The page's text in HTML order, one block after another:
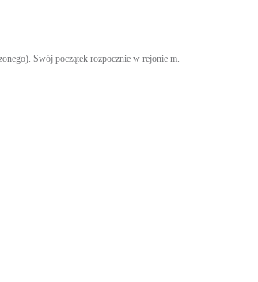
Swój początek rozpocznie w rejonie m.